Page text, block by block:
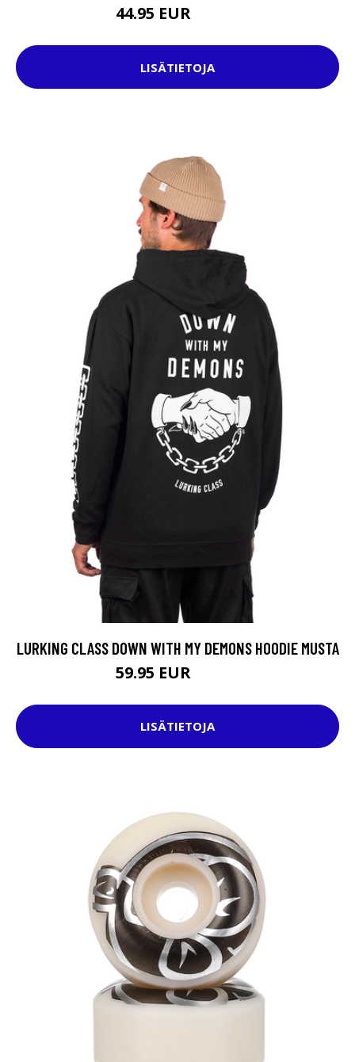
44.95 EUR
LISÄTIETOJA
LURKING CLASS DOWN WITH MY DEMONS HOODIE MUSTA
59.95 EUR
LISÄTIETOJA